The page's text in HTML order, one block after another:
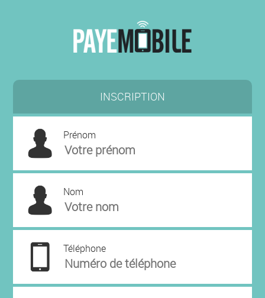
INSCRIPTION
Prénom
Nom
Téléphone